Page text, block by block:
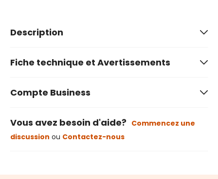
Description
Fiche technique et Avertissements
Compte Business
Vous avez besoin d'aide? Commencez une
discussion ou Contactez-nous